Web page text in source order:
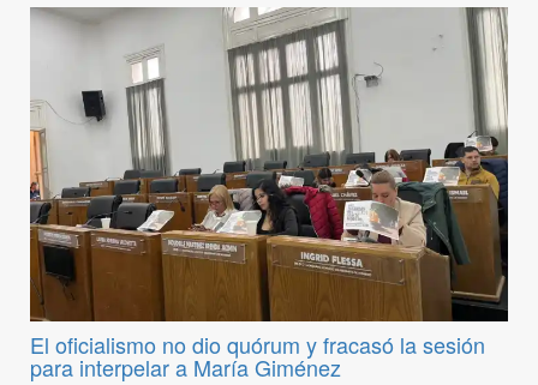
El oficialismo no dio quórum y fracasó la sesión
para interpelar a María Giménez